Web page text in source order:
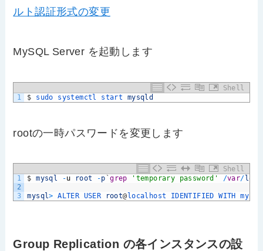
ルト認証形式の変更
MySQL Server を起動します
Shell
1
$ sudo systemctl start mysqld
rootの一時パスワードを変更します
Shell
1
2
3
$ mysql -u root -p `grep 'temporary password' /var/ log
mysql> ALTER USER root@ localhost IDENTIFIED WITH
Group Replication の各インスタンスの設